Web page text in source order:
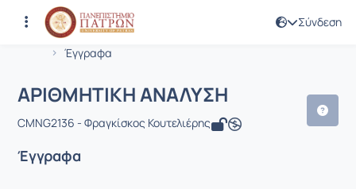
Σύνδεση
Αρχική Σελίδα
Έγγραφα
Μάθημα : ΑΡΙΘΜΗΤΙΚΗ ΑΝΑΛΥΣΗ
Κωδικός : CMNG2136
ΑΡΙΘΜΗΤΙΚΗ ΑΝΑΛΥΣΗ
CMNG2136 - Φραγκίσκος Κουτελιέρης
Έγγραφα